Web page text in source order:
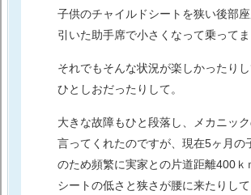
子供のチャイルドシートを狭い後部
引いた助手席で小さくなって乗ってま
それでもそんな状況が楽しかったり
ひとしおだったりして。
大きな故障もひと段落し、メカニッ
言ってくれたのですが、現在5ヶ月
のため頻繁に実家との片道距離400
シートの低さと狭さが腰に来たりし